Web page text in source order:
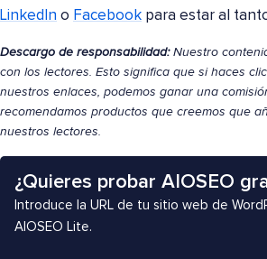
LinkedIn o Facebook para estar al
Descargo de responsabilidad:Nuestro
con los lectores. Esto significa que si haces
nuestros enlaces, podemos ganar una
recomendamos productos que creemos que
nuestros lectores.
¿Quieres probar AIOSEO
Introduce la URL de tu sitio web de
AIOSEO Lite.